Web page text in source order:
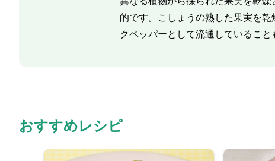
的です。こしょうの熟した果実を乾
クペッパーとして流通していること
おすすめレシピ